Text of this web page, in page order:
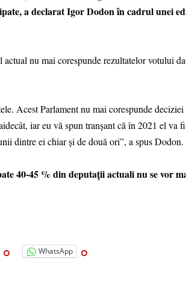
a declarat Igor Dodon în cadrul unei
nu mai corespunde rezultatelor votului
Acest Parlament nu mai corespunde deciziei
iar eu vă spun tranșant că în 2021 el va fi
dintre ei chiar și de două ori”, a spus Dodon.
40-45 % din deputații actuali nu se vor
WhatsApp